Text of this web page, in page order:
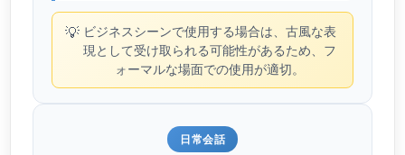
💡 ビジネスシーンで使用する場合は、古風な表
現として受け取られる可能性があるため、フ
ォーマルな場面での使用が適切。
日常会話